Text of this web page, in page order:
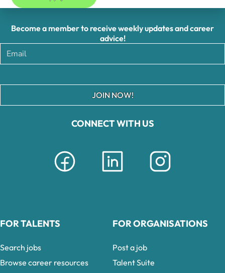
CONNECT WITH US
Become a member to receive weekly updates and career
advice!
JOIN NOW!
FOR TALENTS
Search jobs
Browse career resources
FOR ORGANISATIONS
Post a job
Talent Suite